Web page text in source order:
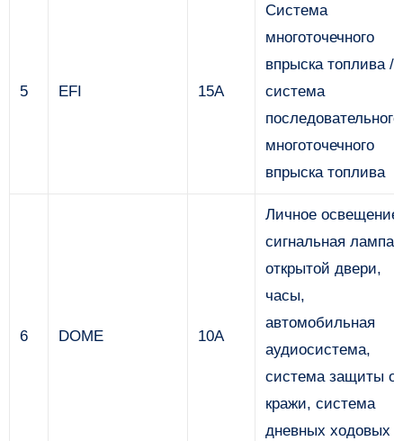
5 EFI 15А
Система
многоточечного
впрыска топлива /
система
последовательного
многоточечного
впрыска топлива
6 DOME 10А
Личное освещение,
сигнальная лампа
открытой двери,
часы,
автомобильная
аудиосистема,
система защиты от
кражи, система
дневных ходовых